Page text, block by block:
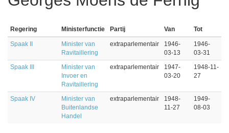
Regering Ministerfunctie Partij Van Tot
Spaak II
Minister van
Ravitaillering
extraparlementair
1946-
03-13
1946-
03-31
Spaak III
Minister van
Invoer en
Ravitaillering
extraparlementair
1947-
03-20
1948-11-
27
Spaak IV
Minister van
Buitenlandse
Handel
extraparlementair
1948-
11-27
1949-
08-03